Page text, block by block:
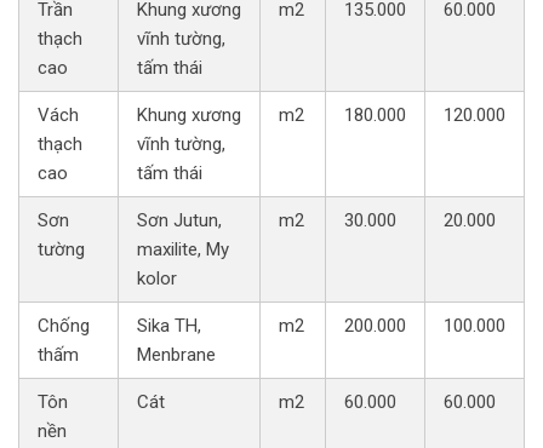
Trần
thạch
cao
Khung xương
vĩnh tường,
tấm thái
m2 135.000 60.000
Vách
thạch
cao
Khung xương
vĩnh tường,
tấm thái
m2 180.000 120.000
Sơn
tường
Sơn Jutun,
maxilite, My
kolor
m2 30.000 20.000
Chống
thấm
Sika TH,
Menbrane
m2 200.000 100.000
Tôn
nền
Cát m2 60.000 60.000